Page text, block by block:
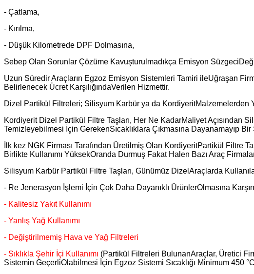
- Çatlama,
- Kırılma,
- Düşük Kilometrede DPF Dolmasına,
Sebep Olan Sorunlar Çözüme Kavuşturulmadıkça Emisyon
Uzun Süredir Araçların Egzoz Emisyon Sistemleri Tamiri ileUğraşan
Belirlenecek Ücret KarşılığındaVerilen Hizmettir.
Dizel Partikül Filtreleri; Silisyum Karbür ya da KordiyeritMalzemelerden
Kordiyerit Dizel Partikül Filtre Taşları, Her Ne KadarMaliyet
Temizleyebilmesi İçin GerekenSıcaklıklara Çıkmasına Dayanamayıp
İlk kez NGK Firması Tarafından Üretilmiş Olan KordiyeritPartikül Filtre
Birlikte Kullanımı YüksekOranda Durmuş Fakat Halen Bazı Araç
Silisyum Karbür Partikül Filtre Taşları, Günümüz DizelAraçlarda
- Re Jenerasyon İşlemi İçin Çok Daha Dayanıklı ÜrünlerOlmasına
- Kalitesiz Yakıt Kullanımı
- Yanlış Yağ Kullanımı
- Değiştirilmemiş Hava ve Yağ Filtreleri
- Sıklıkla Şehir İçi Kullanımı (Partikül Filtreleri BulunanAraçlar, Üretici
Sistemin GeçerliOlabilmesi İçin Egzoz Sistemi Sıcaklığı Minimum 450